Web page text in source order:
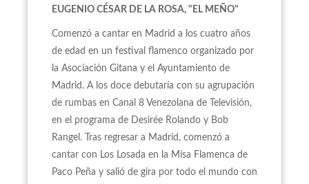
EUGENIO CÉSAR DE LA ROSA, "EL MEÑO"
Comenzó a cantar en Madrid a los cuatro años
de edad en un festival flamenco organizado por
la Asociación Gitana y el Ayuntamiento de
Madrid. A los doce debutaría con su agrupación
de rumbas en Canal 8 Venezolana de Televisión,
en el programa de Desirée Rolando y Bob
Rangel. Tras regresar a Madrid, comenzó a
cantar con Los Losada en la Misa Flamenca de
Paco Peña y salió de gira por todo el mundo con